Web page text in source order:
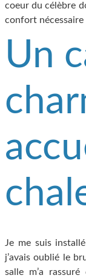
coeur du célèbre
confort
Un
Je me suis
j’avais oublié le
salle m’a